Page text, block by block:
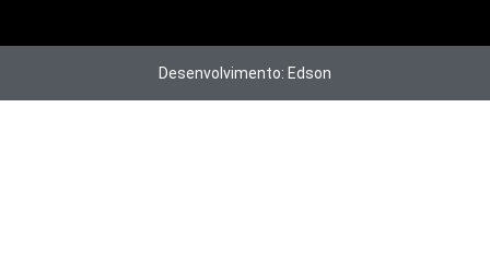
Desenvolvimento: Edson